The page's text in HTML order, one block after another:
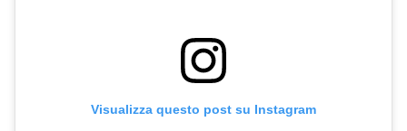
Visualizza questo post su Instagram